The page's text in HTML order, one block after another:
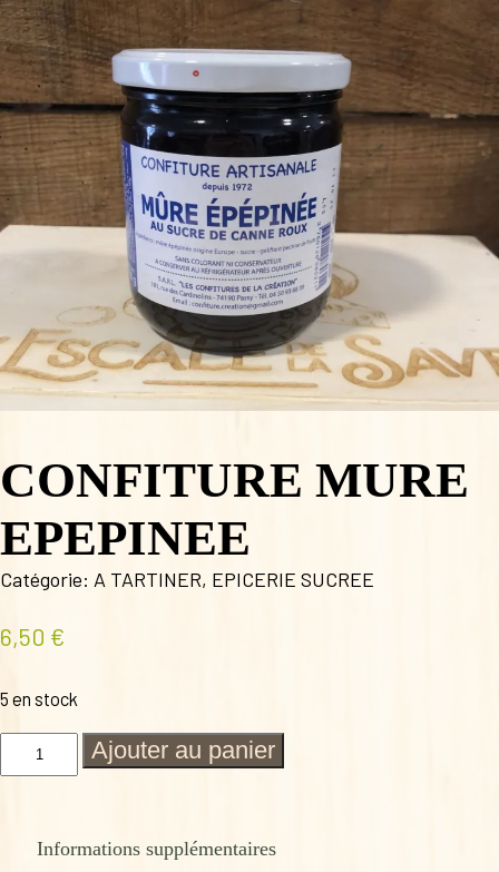
CONFITURE MURE
EPEPINEE
Catégorie: A TARTINER, EPICERIE SUCREE
6,50 €
5 en stock
quantité
EPEPINEE
Ajouter au panier
Informations supplémentaires